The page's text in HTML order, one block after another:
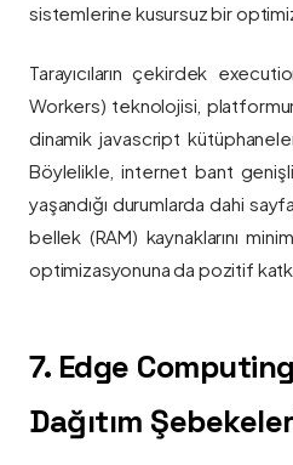
sistemlerine kusursuz bir
Tarayıcıların çekirdek
Workers) teknolojisi,
dinamik javascript
Böylelikle, internet bant
yaşandığı durumlarda dahi
bellek (RAM) kaynaklarını
optimizasyonuna da pozitif
7. Edge
Dağıtım